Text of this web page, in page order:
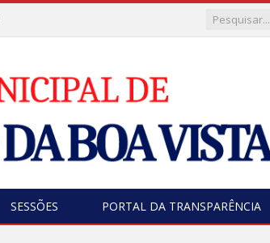
SESSÕES PORTAL DA TRANSPARÊNCIA